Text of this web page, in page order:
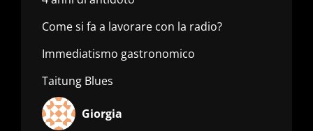
Come si fa a lavorare con la radio?
Immediatismo gastronomico
Taitung Blues
Giorgia